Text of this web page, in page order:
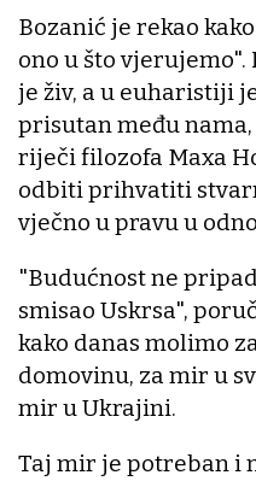
Bozanić je rekao
ono u što vjerujemo".
je živ, a u euharistiji
prisutan među
riječi filozofa Maxa
odbiti prihvatiti
vječno u pravu u
"Budućnost ne
smisao Uskrsa",
kako danas molimo
domovinu, za mir u
mir u Ukrajini.
Taj mir je potreban i